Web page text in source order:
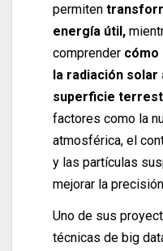
permiten
energía útil,
comprender cómo
la radiación solar
superficie
factores como la
atmosférica, el
y las partículas
mejorar la
Uno de sus
técnicas de big